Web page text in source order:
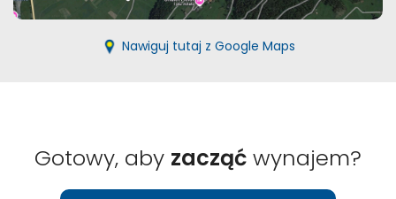
Nawiguj tutaj z Google Maps
Gotowy, aby zacząć wynajem?